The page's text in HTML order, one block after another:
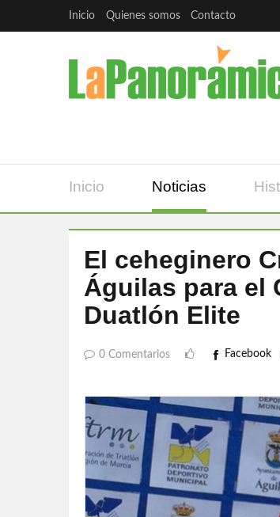
Inicio Quienes somos Contacto
Inicio Noticias
El ceheginero
Águilas para el
Duatlón Elite
0 Comentarios Facebook